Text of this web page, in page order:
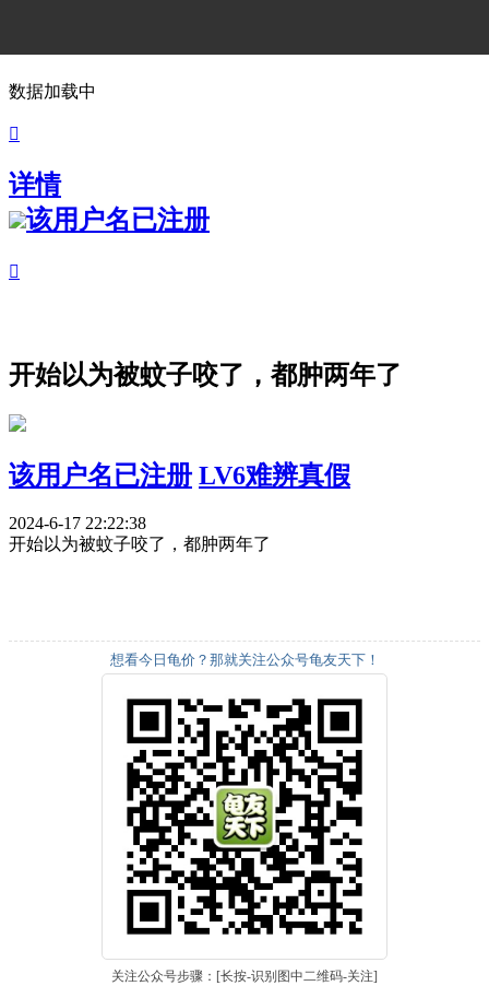
数据加载中

详情
该用户名已注册

开始以为被蚊子咬了，都肿两年了
该用户名已注册 LV6难辨真假
2024-6-17 22:22:38
开始以为被蚊子咬了，都肿两年了
想看今日龟价？那就关注公众号龟友天下！
关注公众号步骤：[长按-识别图中二维码-关注]